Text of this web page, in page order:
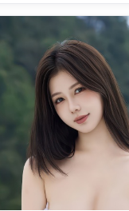
材的观众观看。